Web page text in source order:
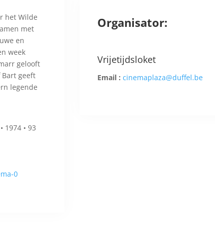
het Wilde
met
en
week
gelooft
geeft
legende
1974 • 93
0
Organisator:
Vrijetijdsloket
Email : cinemaplaza@duffel.be